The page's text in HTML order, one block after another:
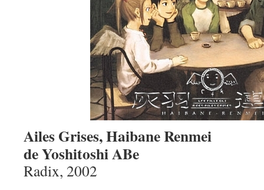
Ailes Grises, Haibane Renmei
de Yoshitoshi ABe
Radix, 2002